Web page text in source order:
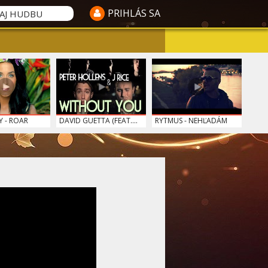
PRIHLÁS SA
- ROAR DAVID GUETTA (FEAT.... RYTMUS - NEHĽADÁM
JENNIFER LOPEZ - BO...